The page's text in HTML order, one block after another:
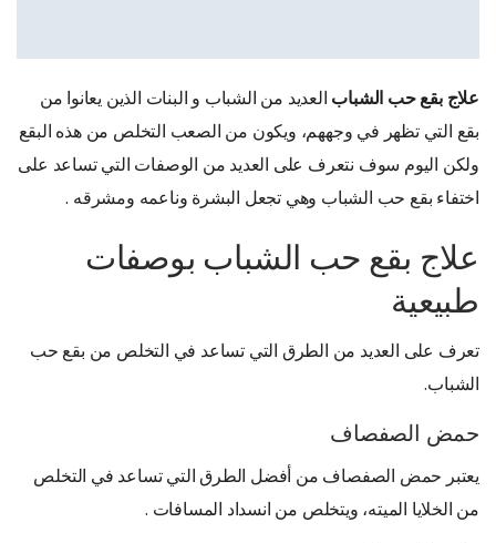
علاج بقع حب الشباب العديد من الشباب و البنات الذين يعانوا من
بقع التي تظهر في وجههم، ويكون من الصعب التخلص من هذه البقع
ولكن اليوم سوف نتعرف على العديد من الوصفات التي تساعد على
اختفاء بقع حب الشباب وهي تجعل البشرة وناعمه ومشرقه .
علاج بقع حب الشباب بوصفات
طبيعية
تعرف على العديد من الطرق التي تساعد في التخلص من بقع حب
الشباب.
حمض الصفصاف
يعتبر حمض الصفصاف من أفضل الطرق التي تساعد في التخلص
من الخلايا الميته، ويتخلص من انسداد المسافات .